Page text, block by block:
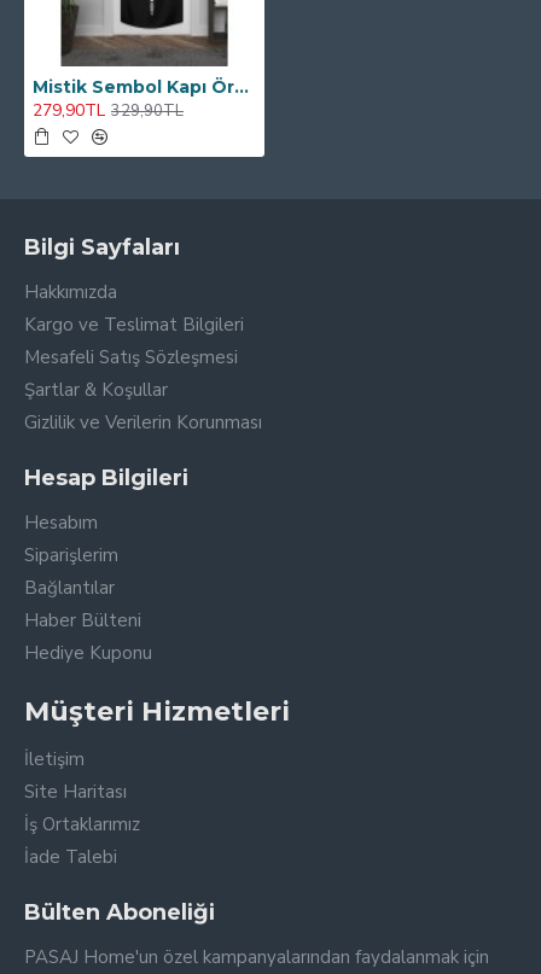
Mistik Sembol Kapı Örtüsü 75x200 cm
279,90TL 329,90TL
Bilgi Sayfaları
Hakkımızda
Kargo ve Teslimat Bilgileri
Mesafeli Satış Sözleşmesi
Şartlar & Koşullar
Gizlilik ve Verilerin Korunması
Hesap Bilgileri
Hesabım
Siparişlerim
Bağlantılar
Haber Bülteni
Hediye Kuponu
Müşteri Hizmetleri
İletişim
Site Haritası
İş Ortaklarımız
İade Talebi
Bülten Aboneliği
PASAJ Home'un özel kampanyalarından faydalanmak için